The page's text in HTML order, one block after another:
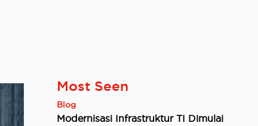
Most Seen
Blog
Modernisasi Infrastruktur TI Dimulai